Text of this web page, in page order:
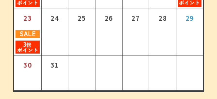
ポイント ポイント
23
SALE
3倍
ポイント
24 25 26 27 28 29
30 31
31